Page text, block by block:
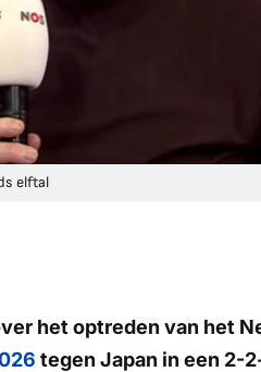
elftal
het optreden van het
tegen Japan in een 2-